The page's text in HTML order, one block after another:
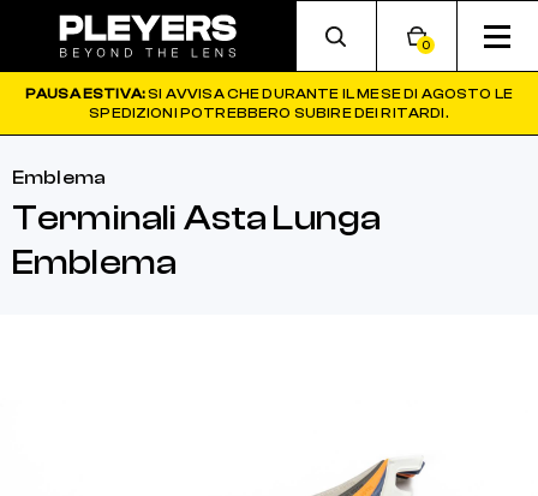
0
PAUSA ESTIVA:SI AVVISA CHE DURANTE IL MESE DI AGOSTO LE
SPEDIZIONI POTREBBERO SUBIRE DEI RITARDI.
Emblema
Terminali Asta Lunga
Emblema